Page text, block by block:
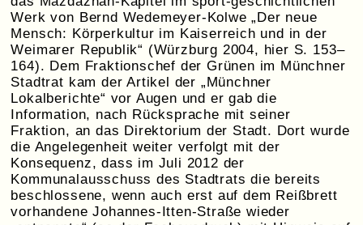
Werk von Bernd Wedemeyer-Kolwe „Der neue
Mensch: Körperkultur im Kaiserreich und in der
Weimarer Republik“ (Würzburg 2004, hier S. 153–
164). Dem Fraktionschef der Grünen im Münchner
Stadtrat kam der Artikel der „Münchner
Lokalberichte“ vor Augen und er gab die
Information, nach Rücksprache mit seiner
Fraktion, an das Direktorium der Stadt. Dort wurde
die Angelegenheit weiter verfolgt mit der
Konsequenz, dass im Juli 2012 der
Kommunalausschuss des Stadtrats die bereits
beschlossene, wenn auch erst auf dem Reißbrett
vorhandene Johannes-Itten-Straße wieder